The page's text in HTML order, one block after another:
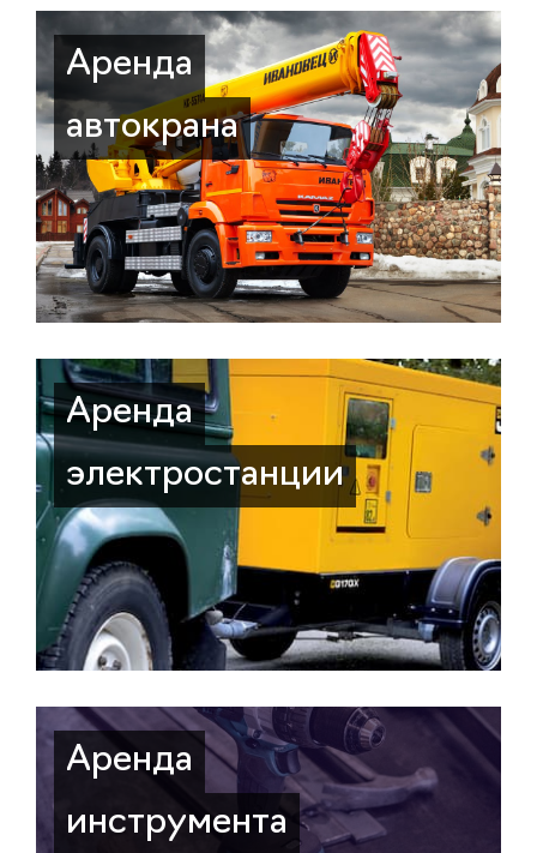
Аренда
автокрана
Аренда
электростанции
Аренда
инструмента